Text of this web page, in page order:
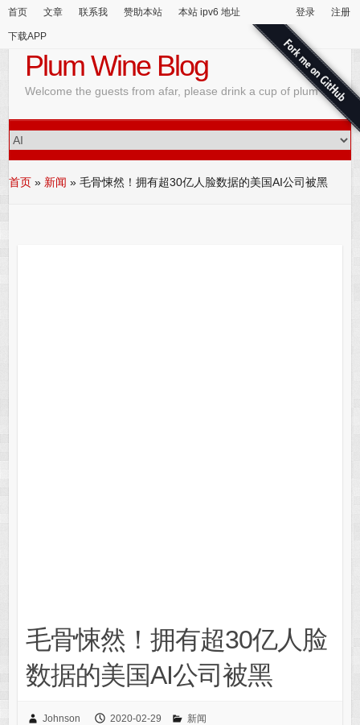
首页 文章 联系我 赞助本站 本站 ipv6 地址
下载APP
登录 注册
Plum Wine Blog
Welcome the guests from afar, please drink a cup of plum wine
首页 » 新闻 »毛骨悚然！拥有超30亿人脸数据的美国AI公司被黑
毛骨悚然！拥有超30亿人脸
数据的美国AI公司被黑
Johnson 2020-02-29 新闻